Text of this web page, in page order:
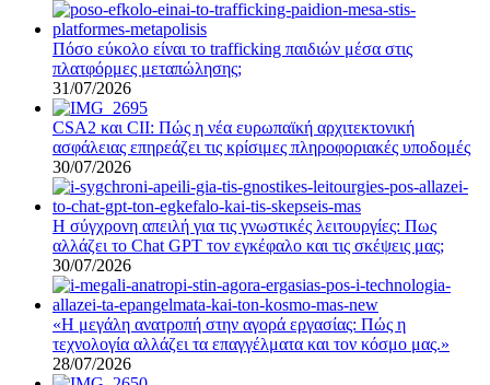
Πόσο εύκολο είναι το trafficking παιδιών μέσα στις
πλατφόρμες μεταπώλησης;
31/07/2026
CSA2 και CII: Πώς η νέα ευρωπαϊκή αρχιτεκτονική
ασφάλειας επηρεάζει τις κρίσιμες πληροφοριακές υποδομές
30/07/2026
Η σύγχρονη απειλή για τις γνωστικές λειτουργίες: Πως
αλλάζει το Chat GPT τον εγκέφαλο και τις σκέψεις μας;
30/07/2026
«Η μεγάλη ανατροπή στην αγορά εργασίας: Πώς η
τεχνολογία αλλάζει τα επαγγέλματα και τον κόσμο μας.»
28/07/2026